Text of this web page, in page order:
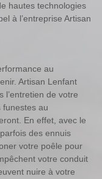
hautes technologies
à l’entreprise Artisan
au
Artisan Lenfant
l’entretien de votre
funestes au
En effet, avec le
des ennuis
votre poêle pour
votre conduit
nuire à votre